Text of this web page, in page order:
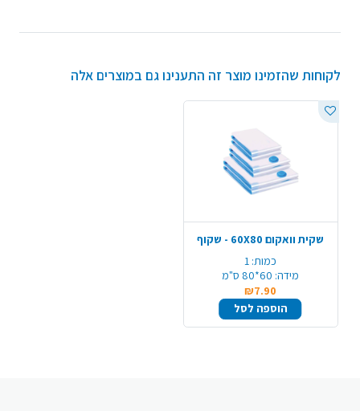
לקוחות שהזמינו מוצר זה התענינו גם במוצרים אלה
שקית וואקום 60X80 - שקוף
כמות: 1
מידה: 60*80 ס"מ
₪7.90
הוספה לסל